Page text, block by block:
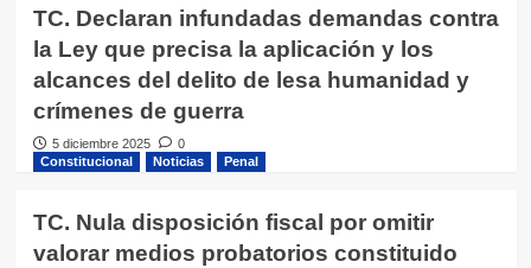
TC. Declaran infundadas demandas contra
la Ley que precisa la aplicación y los
alcances del delito de lesa humanidad y
crímenes de guerra
5 diciembre 2025
0
Constitucional
Noticias Penal
TC. Nula disposición fiscal por omitir
valorar medios probatorios constituido